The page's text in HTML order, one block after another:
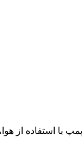
استفاده از